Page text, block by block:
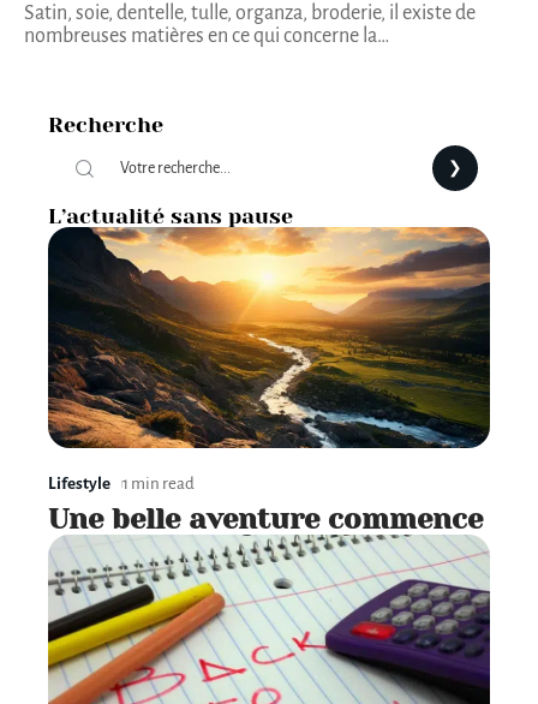
Satin, soie, dentelle, tulle, organza, broderie, il existe de
nombreuses matières en ce qui concerne la…
Recherche
L’actualité sans pause
Lifestyle 1 min read
Une belle aventure commence